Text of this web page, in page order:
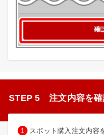
STEP 5 注文内容を確
1
スポット購入注文内容